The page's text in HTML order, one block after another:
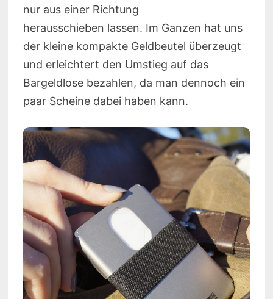
nur aus einer Richtung
herausschieben lassen. Im Ganzen hat uns
der kleine kompakte Geldbeutel überzeugt
und erleichtert den Umstieg auf das
Bargeldlose bezahlen, da man dennoch ein
paar Scheine dabei haben kann.